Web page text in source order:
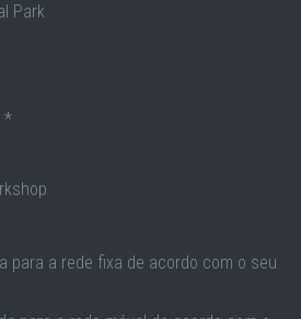
Park
*
para a rede fixa de acordo com o seu